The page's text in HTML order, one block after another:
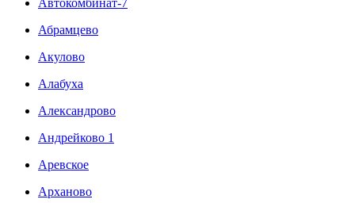
Автокомбинат-7
Абрамцево
Акулово
Алабуха
Александрово
Андрейково 1
Аревское
Арханово